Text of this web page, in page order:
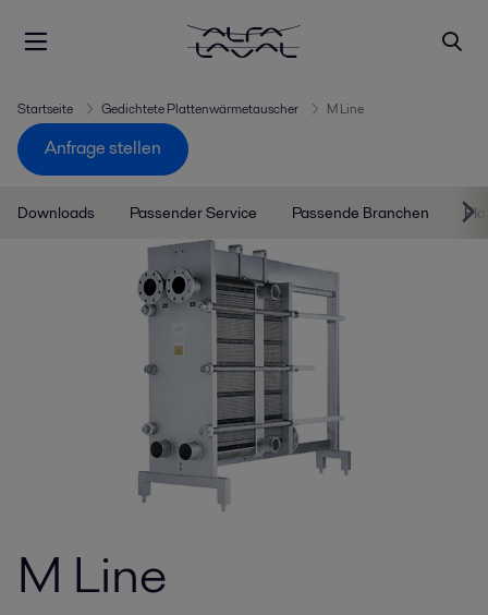
Startseite Gedichtete Plattenwärmetauscher M Line
Anfrage stellen
Downloads Passender Service Passende Branchen
M Line